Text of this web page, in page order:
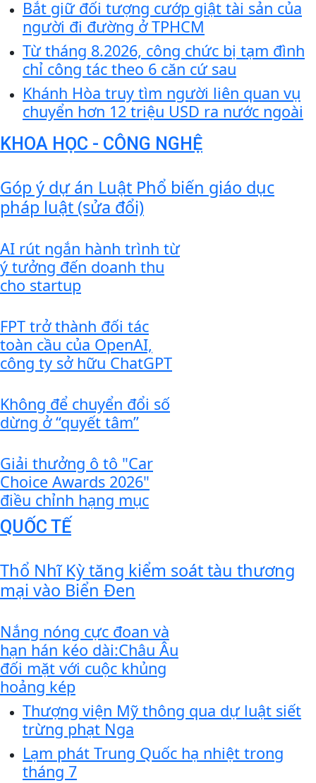
Bắt giữ đối tượng cướp giật tài sản của
người đi đường ở TPHCM
Từ tháng 8.2026, công chức bị tạm đình
chỉ công tác theo 6 căn cứ sau
Khánh Hòa truy tìm người liên quan vụ
chuyển hơn 12 triệu USD ra nước ngoài
KHOA HỌC - CÔNG NGHỆ
Góp ý dự án Luật Phổ biến giáo dục
pháp luật (sửa đổi)
AI rút ngắn hành trình từ
ý tưởng đến doanh thu
cho startup
FPT trở thành đối tác
toàn cầu của OpenAI,
công ty sở hữu ChatGPT
Không để chuyển đổi số
dừng ở “quyết tâm”
Giải thưởng ô tô "Car
Choice Awards 2026"
điều chỉnh hạng mục
QUỐC TẾ
Thổ Nhĩ Kỳ tăng kiểm soát tàu thương
mại vào Biển Đen
Nắng nóng cực đoan và
hạn hán kéo dài:Châu Âu
đối mặt với cuộc khủng
hoảng kép
Thượng viện Mỹ thông qua dự luật siết
trừng phạt Nga
Lạm phát Trung Quốc hạ nhiệt trong
tháng 7